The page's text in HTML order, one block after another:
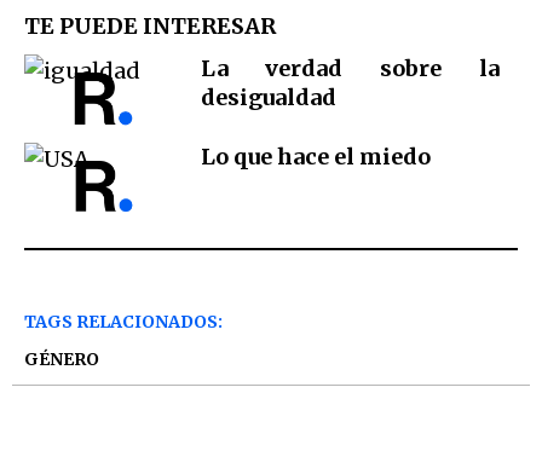
TE PUEDE INTERESAR
La verdad sobre la
desigualdad
Lo que hace el miedo
TAGS RELACIONADOS:
GÉNERO